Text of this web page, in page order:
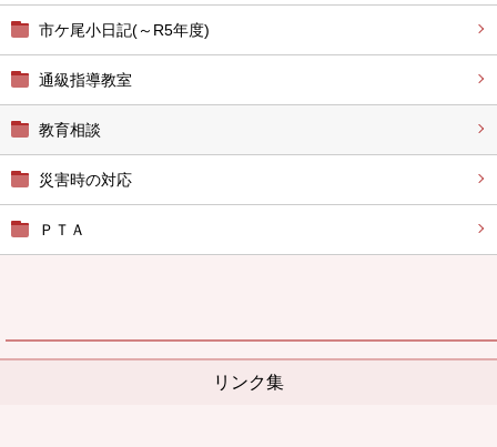
市ケ尾小日記(～R5年度)
通級指導教室
教育相談
災害時の対応
ＰＴＡ
リンク集